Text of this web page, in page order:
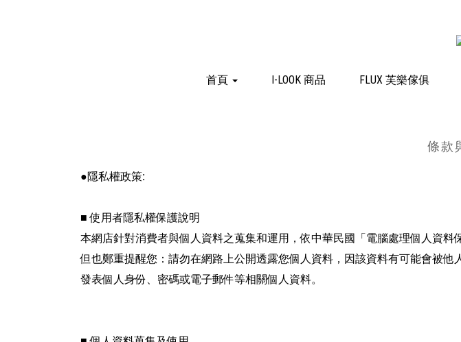
首頁 I-LOOK 商品 FLUX 芙樂傢俱
條款
●隱私權政策:
■ 使用者隱私權保護說明
本網店針對消費者與個人資料之蒐集和運用，依中華民國「電腦處理個人資料
但也鄭重提醒您：請勿在網路上公開透露您個人資料，因該資料有可能會被
發表個人身份、密碼或電子郵件等相關個人資料。